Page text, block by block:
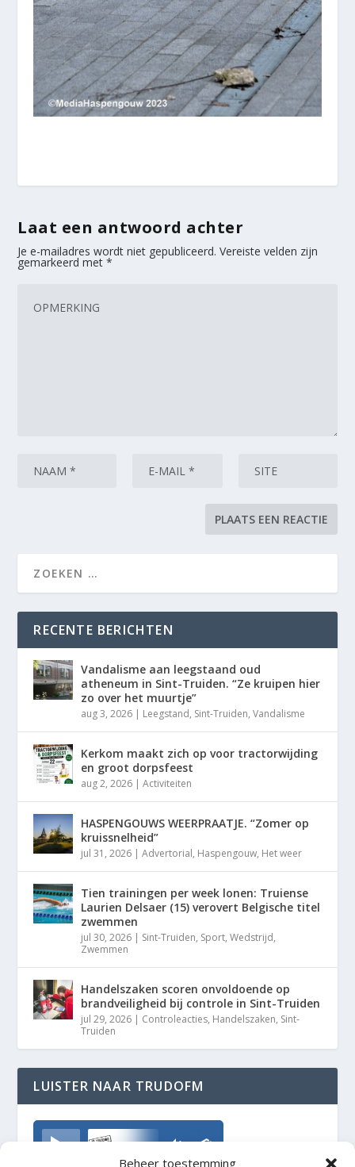
Beheer toestemming
Laat een antwoord achter
Je e-mailadres wordt niet gepubliceerd. Vereiste velden zijn
gemarkeerd met*
RECENTE BERICHTEN
Vandalisme aan leegstaand oud
atheneum in Sint-Truiden. “Ze kruipen hier
zo over het muurtje”
aug 3, 2026 | Leegstand, Sint-Truiden,Vandalisme
Kerkom maakt zich op voor tractorwijding
en groot dorpsfeest
aug 2, 2026 |Activiteiten
HASPENGOUWS WEERPRAATJE. “Zomer op
kruissnelheid”
jul 31, 2026 |Advertorial, Haspengouw, Het weer
Tien trainingen per week lonen: Truiense
Laurien Delsaer (15) verovert Belgische titel
zwemmen
jul 30, 2026 | Sint-Truiden, Sport,Wedstrijd,
Zwemmen
Handelszaken scoren onvoldoende op
brandveiligheid bij controle in Sint-Truiden
jul 29, 2026 | Controleacties, Handelszaken, Sint-
Truiden
LUISTER NAAR TRUDOFM
TrudoFM